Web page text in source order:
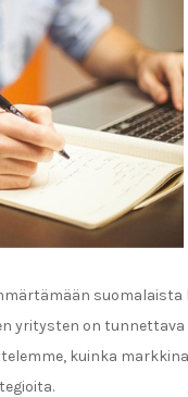
suomalaista
yritysten on
kuinka